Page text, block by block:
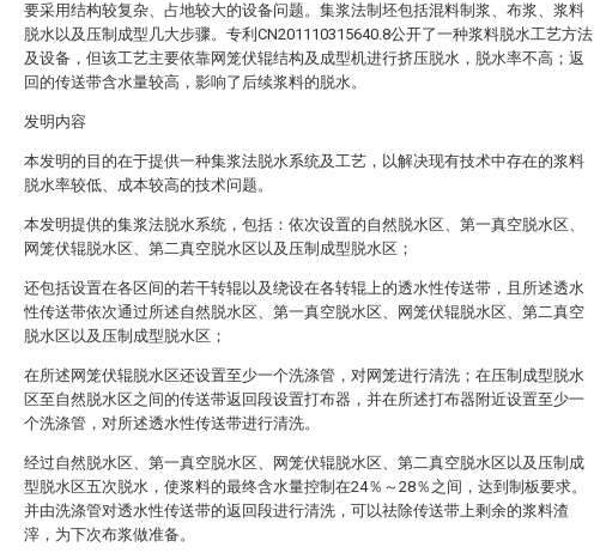
要采用结构较复杂、占地较大的设备问题。集浆法制坯包括混料制浆、布浆、浆料
脱水以及压制成型几大步骤。专利CN201110315640.8公开了一种浆料脱水工艺方法
及设备，但该工艺主要依靠网笼伏辊结构及成型机进行挤压脱水，脱水率不高；返
回的传送带含水量较高，影响了后续浆料的脱水。
发明内容
本发明的目的在于提供一种集浆法脱水系统及工艺，以解决现有技术中存在的浆料
脱水率较低、成本较高的技术问题。
本发明提供的集浆法脱水系统，包括：依次设置的自然脱水区、第一真空脱水区、
网笼伏辊脱水区、第二真空脱水区以及压制成型脱水区；
还包括设置在各区间的若干转辊以及绕设在各转辊上的透水性传送带，且所述透水
性传送带依次通过所述自然脱水区、第一真空脱水区、网笼伏辊脱水区、第二真空
脱水区以及压制成型脱水区；
在所述网笼伏辊脱水区还设置至少一个洗涤管，对网笼进行清洗；在压制成型脱水
区至自然脱水区之间的传送带返回段设置打布器，并在所述打布器附近设置至少一
个洗涤管，对所述透水性传送带进行清洗。
经过自然脱水区、第一真空脱水区、网笼伏辊脱水区、第二真空脱水区以及压制成
型脱水区五次脱水，使浆料的最终含水量控制在24％～28％之间，达到制板要求。
并由洗涤管对透水性传送带的返回段进行清洗，可以祛除传送带上剩余的浆料渣
滓，为下次布浆做准备。